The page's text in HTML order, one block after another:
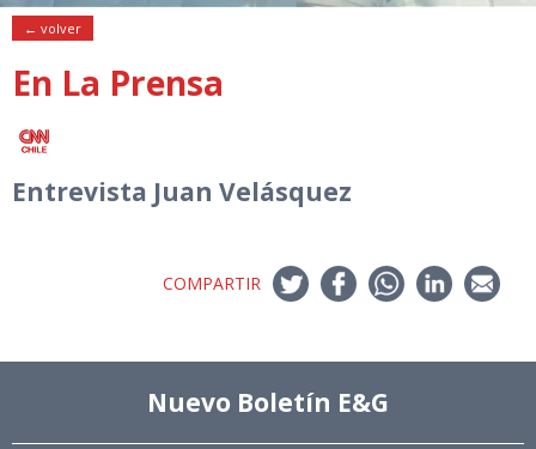
← volver
En La Prensa
Entrevista Juan Velásquez
COMPARTIR
Nuevo Boletín E&G